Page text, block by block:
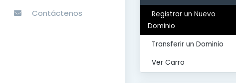
Contáctenos
Registrar un Nuevo
Dominio
Transferir un Dominio
Ver Carro